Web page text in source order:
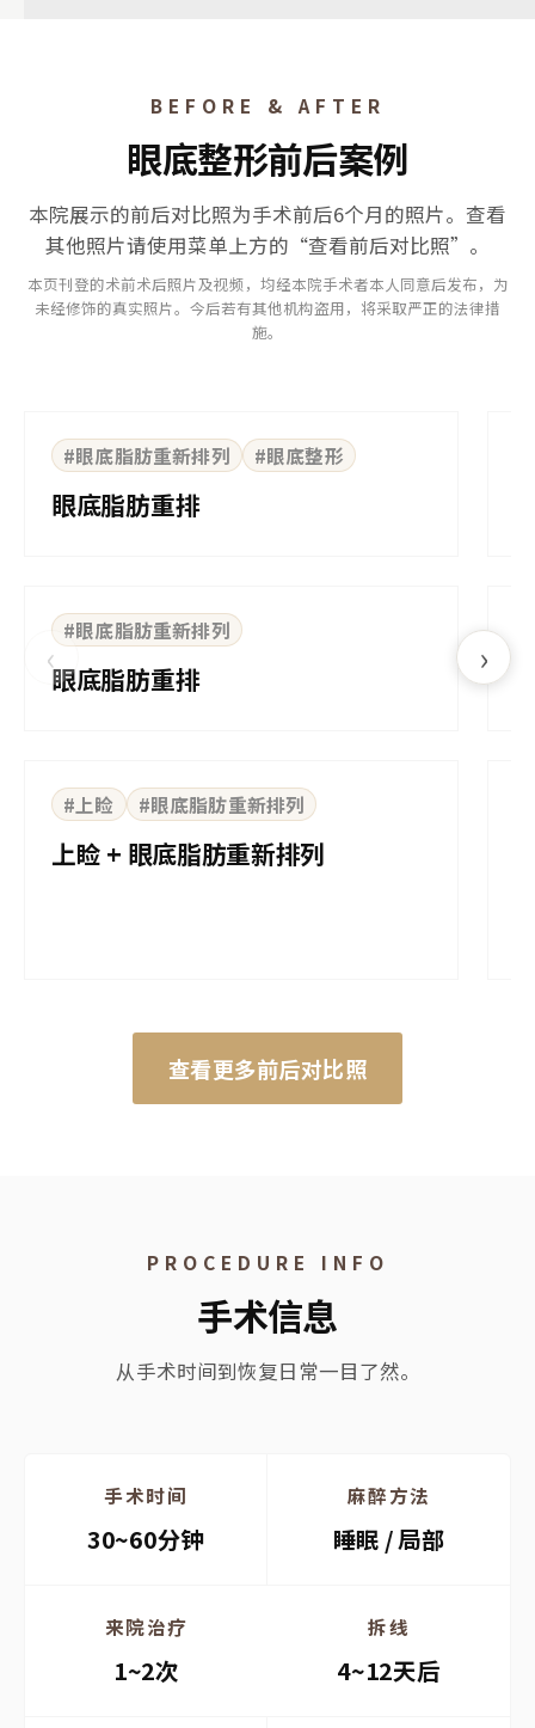
BEFORE & AFTER
眼底整形前后案例
本院展示的前后对比照为手术前后6个月的照片。查看
其他照片请使用菜单上方的“查看前后对比照”。
本页刊登的术前术后照片及视频，均经本院手术者本人同意后发布，为
未经修饰的真实照片。今后若有其他机构盗用，将采取严正的法律措
施。
‹ ›
BEFORE
#眼底脂肪重新排列 #眼底整形
眼底脂肪重排
BEFORE
#眼底脂肪重新排列
眼底脂肪重排
BEFORE
#上睑 #眼底脂肪重新排列
上睑 + 眼底脂肪重新排列
查看更多前后对比照
PROCEDURE INFO
手术信息
从手术时间到恢复日常一目了然。
手术时间
30~60分钟
麻醉方法
睡眠 / 局部
来院治疗
1~2次
拆线
4~12天后